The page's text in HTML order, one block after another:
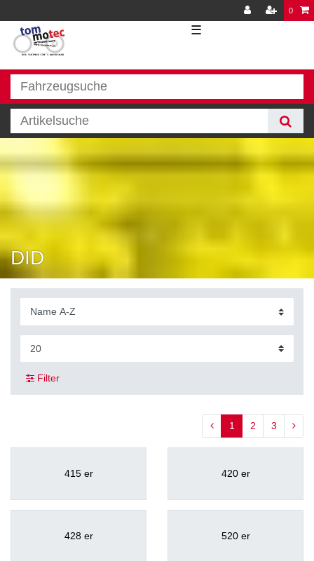
0
☰
DID
Filter
1 2 3
415 er 420 er
428 er 520 er